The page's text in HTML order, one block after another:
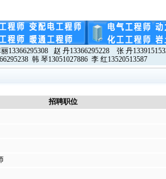
13366295308 赵 丹13366295228 张 丹
韩 琴13051027886 李 红13520513587
招聘职位